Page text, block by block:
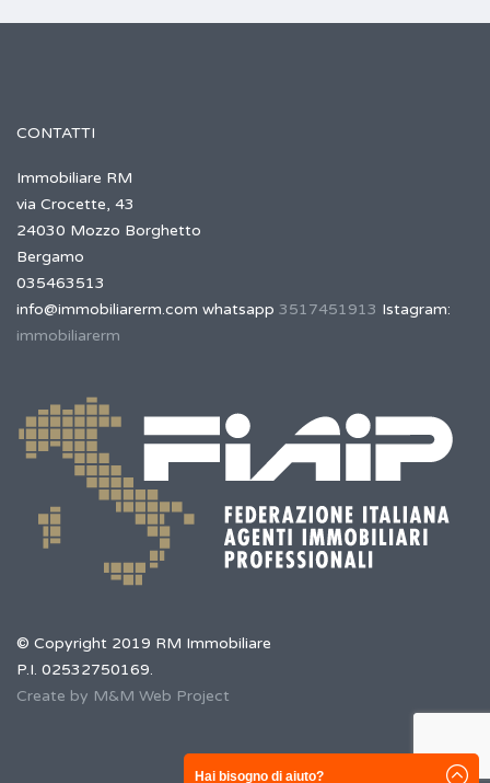
CONTATTI
Immobiliare RM
via Crocette, 43
24030 Mozzo Borghetto
Bergamo
035463513
info@immobiliarerm.com whatsapp 3517451913 Istagram:
immobiliarerm
© Copyright 2019 RM Immobiliare
P.I. 02532750169.
Create by M&M Web Project
Hai bisogno di aiuto?